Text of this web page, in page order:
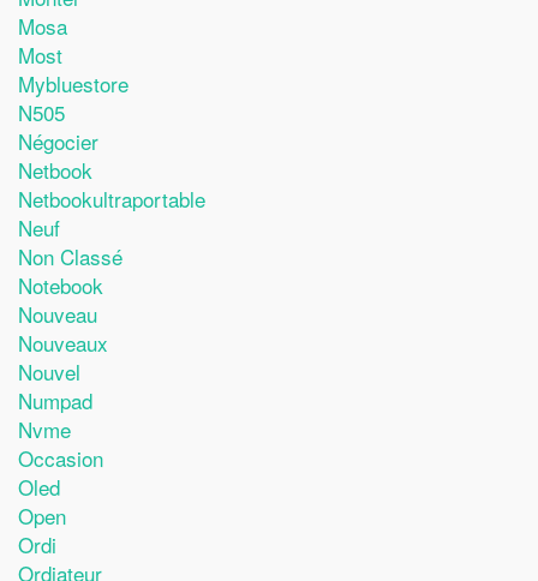
Mosa
Most
Mybluestore
N505
Négocier
Netbook
Netbookultraportable
Neuf
Non Classé
Notebook
Nouveau
Nouveaux
Nouvel
Numpad
Nvme
Occasion
Oled
Open
Ordi
Ordiateur